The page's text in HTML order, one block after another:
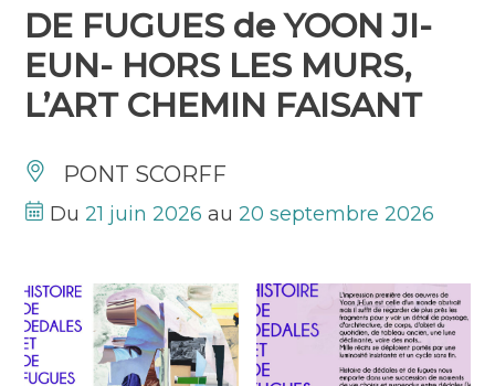
DE FUGUES de YOON JI-
EUN- HORS LES MURS,
L’ART CHEMIN FAISANT
PONT SCORFF
Du21 juin 2026 au20 septembre 2026